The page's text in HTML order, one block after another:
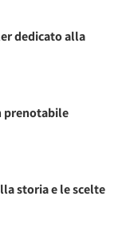
dedicato alla
prenotabile
storia e le scelte